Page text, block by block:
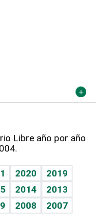
Libre año por año
2020
2019
2014
2013
2008
2007